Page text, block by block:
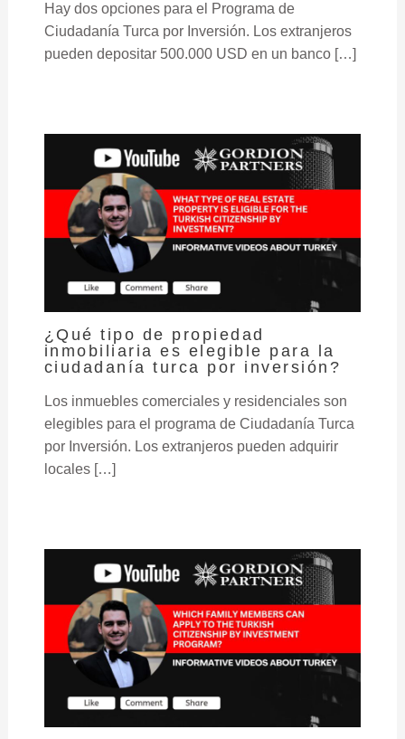
Hay dos opciones para el Programa de
Ciudadanía Turca por Inversión. Los extranjeros
pueden depositar 500.000 USD en un banco […]
¿Qué tipo de propiedad
inmobiliaria es elegible para la
ciudadanía turca por inversión?
Los inmuebles comerciales y residenciales son
elegibles para el programa de Ciudadanía Turca
por Inversión. Los extranjeros pueden adquirir
locales […]